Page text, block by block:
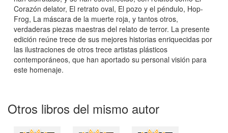
Corazón delator, El retrato oval, El pozo y el péndulo, Hop-
Frog, La máscara de la muerte roja, y tantos otros,
verdaderas piezas maestras del relato de terror. La presente
edición reúne trece de sus mejores historias enriquecidas por
las ilustraciones de otros trece artistas plásticos
contemporáneos, que han aportado su personal visión para
este homenaje.
Otros libros del mismo autor